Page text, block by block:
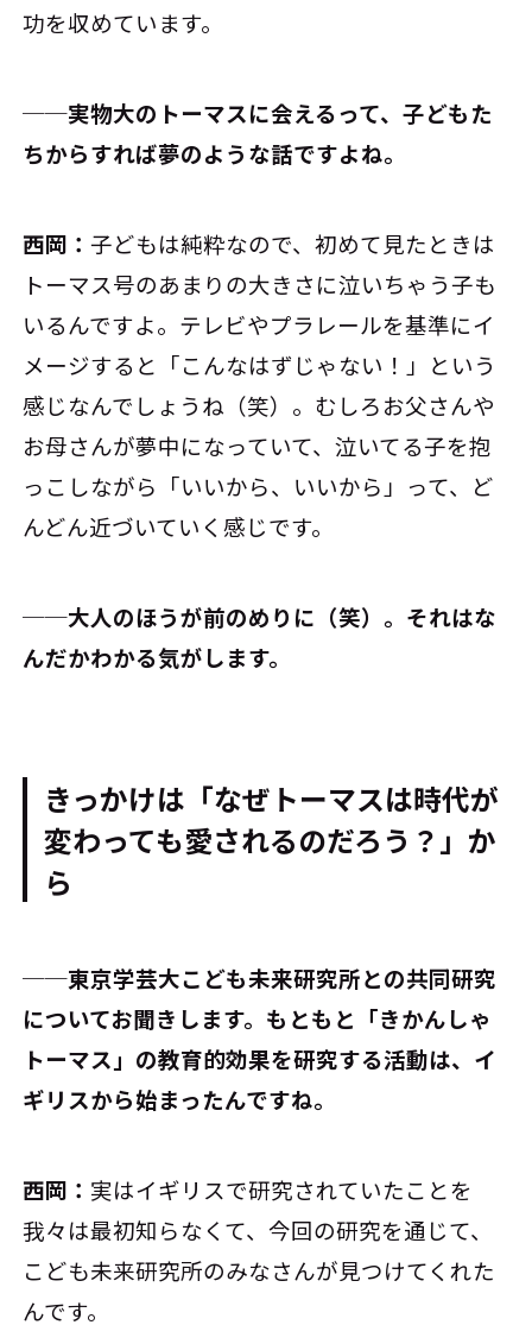
功を収めています。
──実物大のトーマスに会えるって、子どもた
ちからすれば夢のような話ですよね。
西岡：子どもは純粋なので、初めて見たときは
トーマス号のあまりの大きさに泣いちゃう子も
いるんですよ。テレビやプラレールを基準にイ
メージすると「こんなはずじゃない！」という
感じなんでしょうね（笑）。むしろお父さんや
お母さんが夢中になっていて、泣いてる子を抱
っこしながら「いいから、いいから」って、ど
んどん近づいていく感じです。
──大人のほうが前のめりに（笑）。それはな
んだかわかる気がします。
きっかけは「なぜトーマスは時代が
変わっても愛されるのだろう？」か
ら
──東京学芸大こども未来研究所との共同研究
についてお聞きします。もともと「きかんしゃ
トーマス」の教育的効果を研究する活動は、イ
ギリスから始まったんですね。
西岡： 実はイギリスで研究されていたことを
我々は最初知らなくて、今回の研究を通じて、
こども未来研究所のみなさんが見つけてくれた
んです。